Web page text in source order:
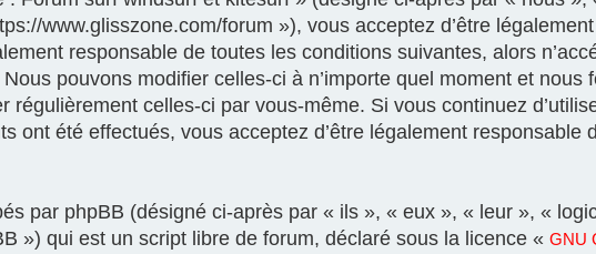
www.glisszone.com/forum »), vous acceptez d’être
responsable de toutes les conditions suivantes, alors
pouvons modifier celles-ci à n’importe quel moment et
régulièrement celles-ci par vous-même. Si vous continuez
ont été effectués, vous acceptez d’être légalement
par phpBB (désigné ci-après par « ils », « eux », « leur », «
») qui est un script libre de forum, déclaré sous la licence « GNU